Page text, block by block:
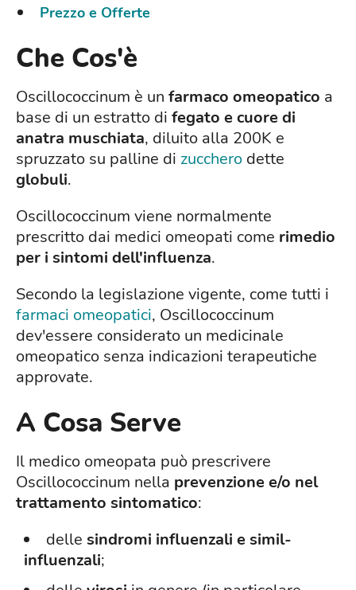
Prezzo e Offerte
Che Cos'è
Oscillococcinum è un farmaco omeopatico a
base di un estratto di fegato e cuore di
anatra muschiata, diluito alla 200K e
spruzzato su palline di zucchero dette
globuli.
Oscillococcinum viene normalmente
prescritto dai medici omeopati come rimedio
per i sintomi dell'influenza.
Secondo la legislazione vigente, come tutti i
farmaci omeopatici, Oscillococcinum
dev'essere considerato un medicinale
omeopatico senza indicazioni terapeutiche
approvate.
A Cosa Serve
Il medico omeopata può prescrivere
Oscillococcinum nella prevenzione e/o nel
trattamento sintomatico:
delle sindromi influenzali e simil-
influenzali;